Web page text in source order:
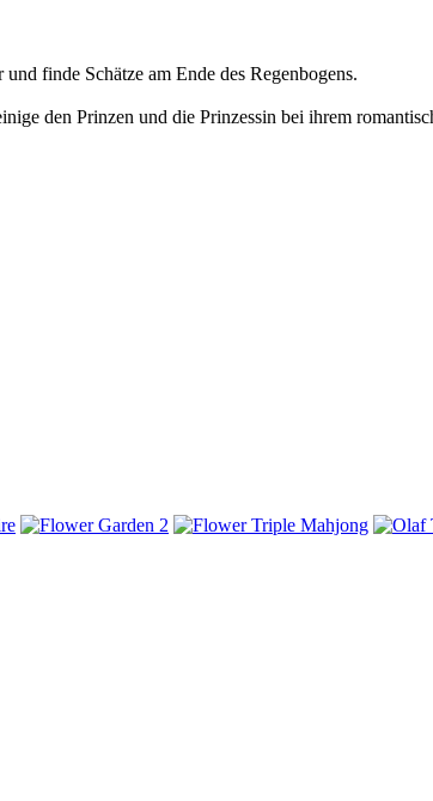
finde Schätze am Ende des Regenbogens.
den Prinzen und die Prinzessin bei ihrem